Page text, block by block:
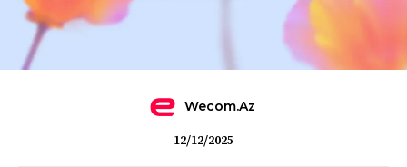
Wecom.az
12/12/2025